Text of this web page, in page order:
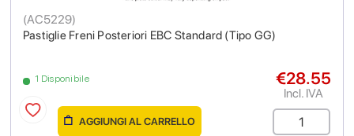
Pastiglie Freni Posteriori EBC Standard (Tipo GG)
(AC5229)
1 Disponibile €28.55
Incl. IVA
AGGIUNGI AL CARRELLO